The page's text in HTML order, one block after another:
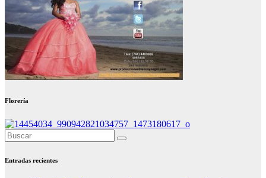
Florería
Entradas recientes